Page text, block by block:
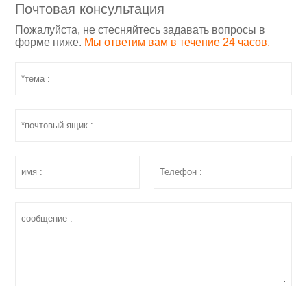
Почтовая консультация
Пожалуйста, не стесняйтесь задавать вопросы в
форме ниже. Мы ответим вам в течение 24 часов.